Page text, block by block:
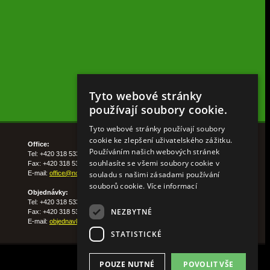
Office:
Tel: +420 318 533 511
Fax: +420 318 533 513
E-mail: office@nohelgarden.cz
Objednávky:
Tel: +420 318 533 533
Fax: +420 318 533 538
E-mail: objednavky@nohelgarden.cz
Tyto webové stránky
používají soubory cookie.
Tyto webové stránky používají soubory
cookie ke zlepšení uživatelského zážitku.
Používáním našich webových stránek
souhlasíte se všemi soubory cookie v
souladu s našimi zásadami používání
souborů cookie. Více informací
NEZBYTNÉ
STATISTICKÉ
POVOLIT VŠE
POUZE NUTNÉ